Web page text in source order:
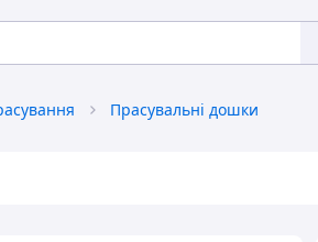
Прасувальні дошки